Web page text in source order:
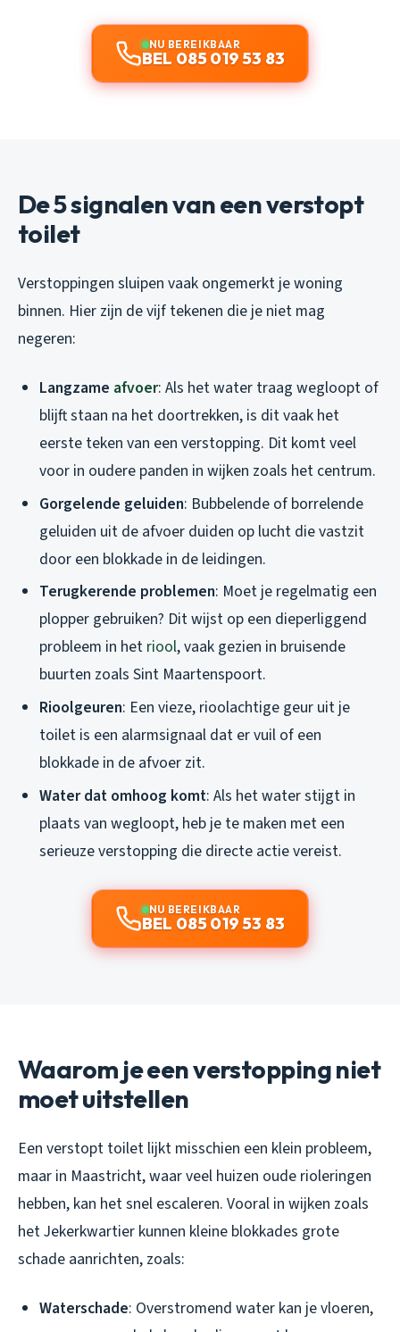
NU BEREIKBAAR
BEL 085 019 53 83
De 5 signalen van een verstopt
toilet
Verstoppingen sluipen vaak ongemerkt je woning
binnen. Hier zijn de vijf tekenen die je niet mag
negeren:
Langzame afvoer: Als het water traag wegloopt of
blijft staan na het doortrekken, is dit vaak het
eerste teken van een verstopping. Dit komt veel
voor in oudere panden in wijken zoals het centrum.
Gorgelende geluiden: Bubbelende of borrelende
geluiden uit de afvoer duiden op lucht die vastzit
door een blokkade in de leidingen.
Terugkerende problemen: Moet je regelmatig een
plopper gebruiken? Dit wijst op een dieperliggend
probleem in het riool, vaak gezien in bruisende
buurten zoals Sint Maartenspoort.
Rioolgeuren: Een vieze, rioolachtige geur uit je
toilet is een alarmsignaal dat er vuil of een
blokkade in de afvoer zit.
Water dat omhoog komt: Als het water stijgt in
plaats van wegloopt, heb je te maken met een
serieuze verstopping die directe actie vereist.
NU BEREIKBAAR
BEL 085 019 53 83
Waarom je een verstopping niet
moet uitstellen
Een verstopt toilet lijkt misschien een klein probleem,
maar in Maastricht, waar veel huizen oude rioleringen
hebben, kan het snel escaleren. Vooral in wijken zoals
het Jekerkwartier kunnen kleine blokkades grote
schade aanrichten, zoals:
Waterschade: Overstromend water kan je vloeren,